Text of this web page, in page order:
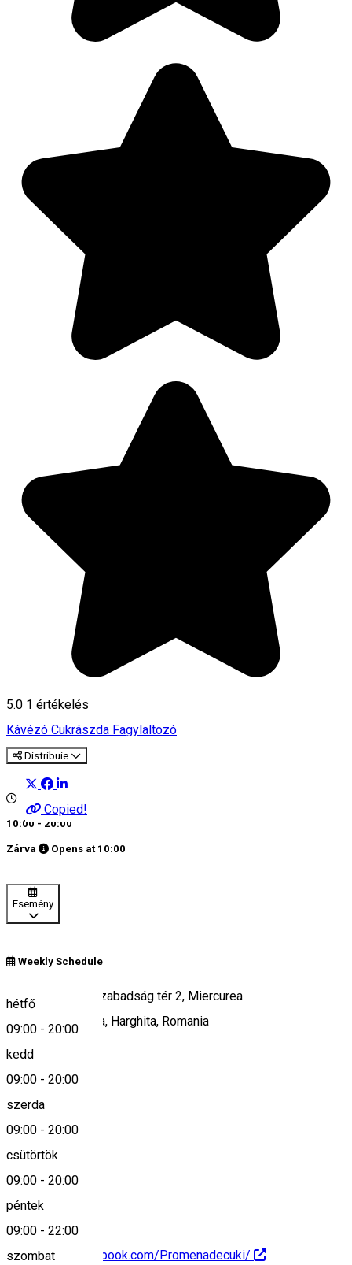
5.0 1 értékelés
Kávézó Cukrászda Fagylaltozó
Distribuie
Copied!
10:00 - 20:00
Zárva Opens at 10:00
Esemény
Weekly Schedule
hétfő
09:00 - 20:00
kedd
09:00 - 20:00
szerda
09:00 - 20:00
csütörtök
09:00 - 20:00
péntek
09:00 - 22:00
szombat
Piata Libertatii/Szabadság tér 2, Miercurea
Ciuc/Csíkszereda, Harghita, Romania
Keresd térképen
https://www.facebook.com/Promenadecuki/